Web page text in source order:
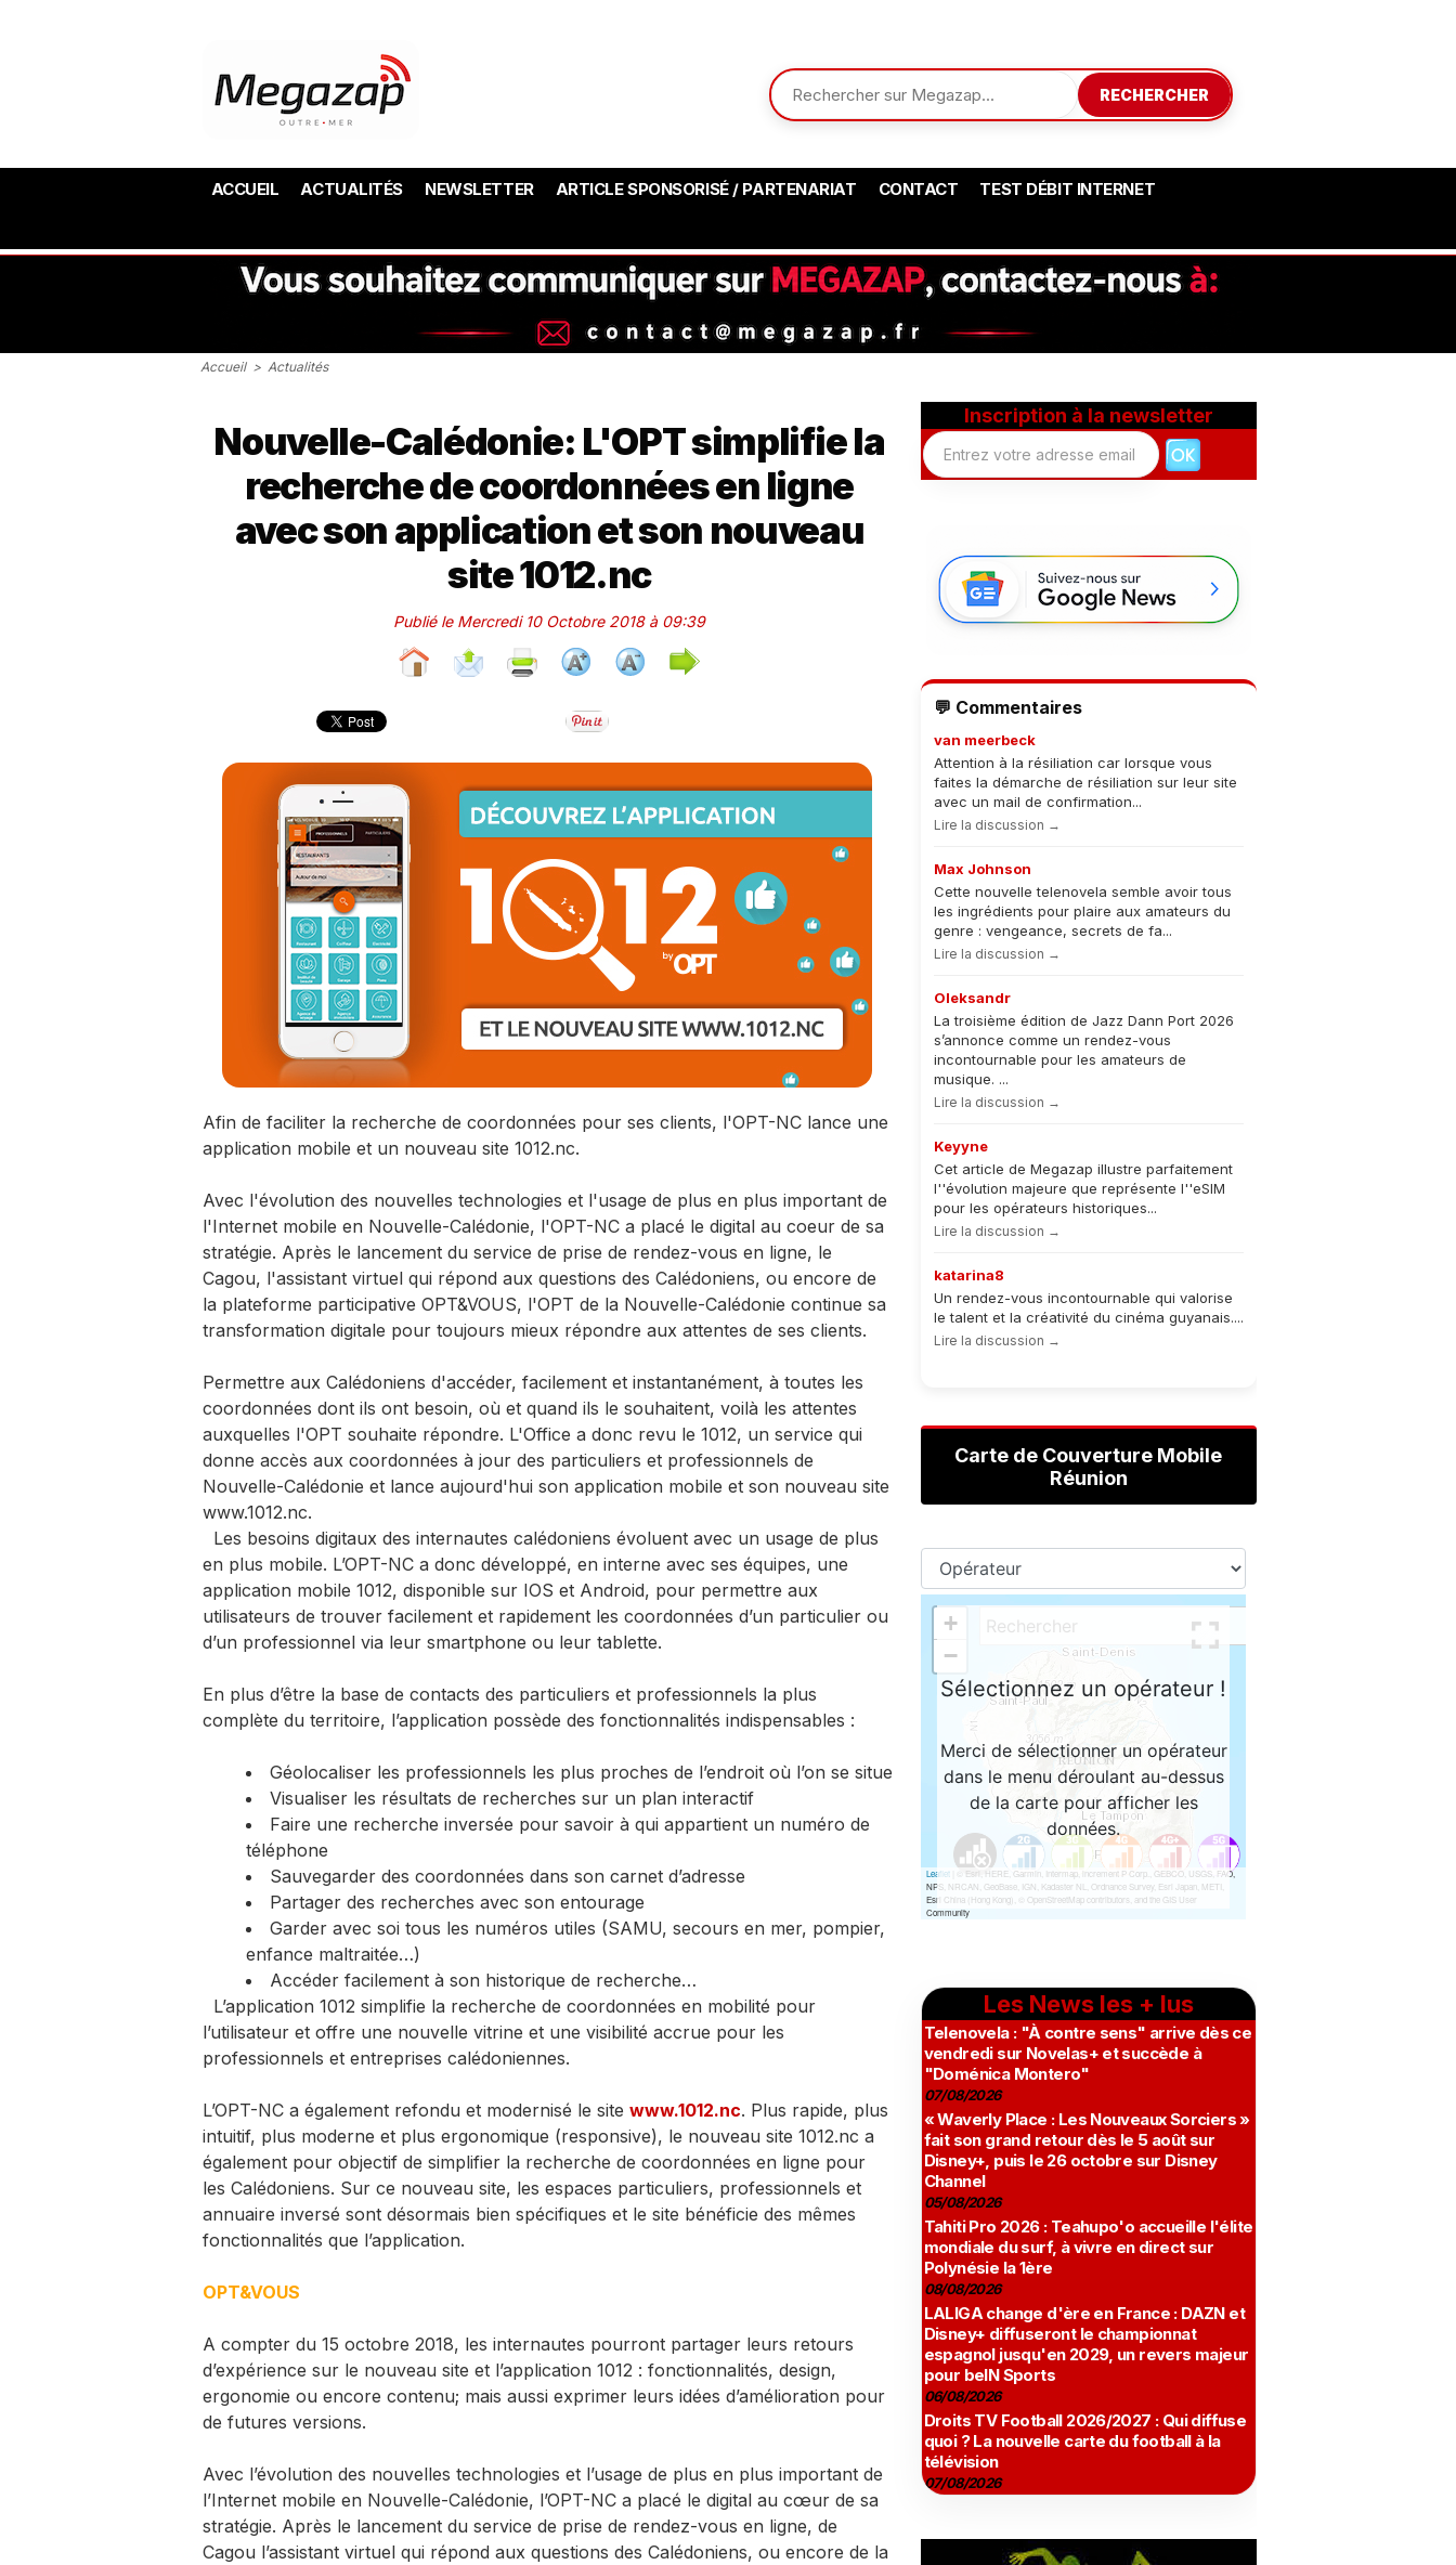
RECHERCHER
ACCUEIL ACTUALITÉS NEWSLETTER ARTICLE SPONSORISÉ / PARTENARIAT CONTACT TEST DÉBIT INTERNET
Accueil > Actualités
Nouvelle-Calédonie: L'OPT simplifie la
recherche de coordonnées en ligne
avec son application et son nouveau
site 1012.nc
Publié le Mercredi 10 Octobre 2018 à 09:39
Afin de faciliter la recherche de coordonnées pour ses clients, l'OPT-NC lance une
application mobile et un nouveau site 1012.nc.
Avec l'évolution des nouvelles technologies et l'usage de plus en plus important de
l'Internet mobile en Nouvelle-Calédonie, l'OPT-NC a placé le digital au coeur de sa
stratégie. Après le lancement du service de prise de rendez-vous en ligne, le
Cagou, l'assistant virtuel qui répond aux questions des Calédoniens, ou encore de
la plateforme participative OPT&VOUS, l'OPT de la Nouvelle-Calédonie continue sa
transformation digitale pour toujours mieux répondre aux attentes de ses clients.
Permettre aux Calédoniens d'accéder, facilement et instantanément, à toutes les
coordonnées dont ils ont besoin, où et quand ils le souhaitent, voilà les attentes
auxquelles l'OPT souhaite répondre. L'Office a donc revu le 1012, un service qui
donne accès aux coordonnées à jour des particuliers et professionnels de
Nouvelle-Calédonie et lance aujourd'hui son application mobile et son nouveau site
www.1012.nc.
Les besoins digitaux des internautes calédoniens évoluent avec un usage de plus
en plus mobile. L’OPT-NC a donc développé, en interne avec ses équipes, une
application mobile 1012, disponible sur IOS et Android, pour permettre aux
utilisateurs de trouver facilement et rapidement les coordonnées d’un particulier ou
d’un professionnel via leur smartphone ou leur tablette.
En plus d’être la base de contacts des particuliers et professionnels la plus
complète du territoire, l’application possède des fonctionnalités indispensables :
Géolocaliser les professionnels les plus proches de l’endroit où l’on se situe
Visualiser les résultats de recherches sur un plan interactif
Faire une recherche inversée pour savoir à qui appartient un numéro de
téléphone
Sauvegarder des coordonnées dans son carnet d’adresse
Partager des recherches avec son entourage
Garder avec soi tous les numéros utiles (SAMU, secours en mer, pompier,
enfance maltraitée…)
Accéder facilement à son historique de recherche…
L’application 1012 simplifie la recherche de coordonnées en mobilité pour
l’utilisateur et offre une nouvelle vitrine et une visibilité accrue pour les
professionnels et entreprises calédoniennes.
L’OPT-NC a également refondu et modernisé le site www.1012.nc. Plus rapide, plus
intuitif, plus moderne et plus ergonomique (responsive), le nouveau site 1012.nc a
également pour objectif de simplifier la recherche de coordonnées en ligne pour
les Calédoniens. Sur ce nouveau site, les espaces particuliers, professionnels et
annuaire inversé sont désormais bien spécifiques et le site bénéficie des mêmes
fonctionnalités que l’application.
OPT&VOUS
A compter du 15 octobre 2018, les internautes pourront partager leurs retours
d’expérience sur le nouveau site et l’application 1012 : fonctionnalités, design,
ergonomie ou encore contenu; mais aussi exprimer leurs idées d’amélioration pour
de futures versions.
Avec l’évolution des nouvelles technologies et l’usage de plus en plus important de
l’Internet mobile en Nouvelle-Calédonie, l’OPT-NC a placé le digital au cœur de sa
stratégie. Après le lancement du service de prise de rendez-vous en ligne, de
Cagou l’assistant virtuel qui répond aux questions des Calédoniens, ou encore de la
Inscription à la newsletter
💬 Commentaires
van meerbeck
Attention à la résiliation car lorsque vous
faites la démarche de résiliation sur leur site
avec un mail de confirmation...
Lire la discussion →
Max Johnson
Cette nouvelle telenovela semble avoir tous
les ingrédients pour plaire aux amateurs du
genre : vengeance, secrets de fa...
Lire la discussion →
Oleksandr
La troisième édition de Jazz Dann Port 2026
s’annonce comme un rendez-vous
incontournable pour les amateurs de
musique. ...
Lire la discussion →
Keyyne
Cet article de Megazap illustre parfaitement
l''évolution majeure que représente l''eSIM
pour les opérateurs historiques...
Lire la discussion →
katarina8
Un rendez-vous incontournable qui valorise
le talent et la créativité du cinéma guyanais....
Lire la discussion →
Carte de Couverture Mobile
Réunion
Les News les + lus
Telenovela : "À contre sens" arrive dès ce
vendredi sur Novelas+ et succède à
"Doménica Montero"
07/08/2026
« Waverly Place : Les Nouveaux Sorciers »
fait son grand retour dès le 5 août sur
Disney+, puis le 26 octobre sur Disney
Channel
05/08/2026
Tahiti Pro 2026 : Teahupo'o accueille l'élite
mondiale du surf, à vivre en direct sur
Polynésie la 1ère
08/08/2026
LALIGA change d'ère en France : DAZN et
Disney+ diffuseront le championnat
espagnol jusqu'en 2029, un revers majeur
pour beIN Sports
06/08/2026
Droits TV Football 2026/2027 : Qui diffuse
quoi ? La nouvelle carte du football à la
télévision
07/08/2026